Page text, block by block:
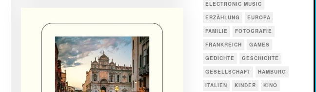
ELECTRONIC MUSIC
ERZÄHLUNG
EUROPA
FAMILIE
FOTOGRAFIE
FRANKREICH
GAMES
GEDICHTE
GESCHICHTE
GESELLSCHAFT
HAMBURG
ITALIEN
KINDER
KINO